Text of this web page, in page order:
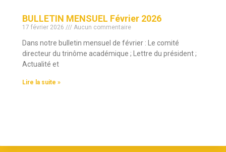
BULLETIN MENSUEL Février 2026
17 février 2026 Aucun commentaire
Dans notre bulletin mensuel de février : Le comité
directeur du trinôme académique ; Lettre du président ;
Actualité et
Lire la suite »